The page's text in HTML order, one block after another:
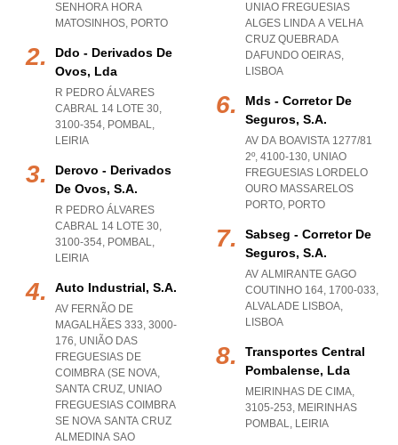
SENHORA HORA
MATOSINHOS, PORTO
Ddo - Derivados De
Ovos, Lda
R PEDRO ÁLVARES
CABRAL 14 LOTE 30,
3100-354, POMBAL,
LEIRIA
Derovo - Derivados
De Ovos, S.a.
R PEDRO ÁLVARES
CABRAL 14 LOTE 30,
3100-354, POMBAL,
LEIRIA
Auto Industrial, S.a.
AV FERNÃO DE
MAGALHÃES 333, 3000-
176, UNIÃO DAS
FREGUESIAS DE
COIMBRA (SE NOVA,
SANTA CRUZ, UNIAO
FREGUESIAS COIMBRA
SE NOVA SANTA CRUZ
ALMEDINA SAO
UNIAO FREGUESIAS
ALGES LINDA A VELHA
CRUZ QUEBRADA
DAFUNDO OEIRAS,
LISBOA
Mds - Corretor De
Seguros, S.a.
AV DA BOAVISTA 1277/81
2º, 4100-130, UNIAO
FREGUESIAS LORDELO
OURO MASSARELOS
PORTO, PORTO
Sabseg - Corretor De
Seguros, S.a.
AV ALMIRANTE GAGO
COUTINHO 164, 1700-033,
ALVALADE LISBOA,
LISBOA
Transportes Central
Pombalense, Lda
MEIRINHAS DE CIMA,
3105-253, MEIRINHAS
POMBAL, LEIRIA